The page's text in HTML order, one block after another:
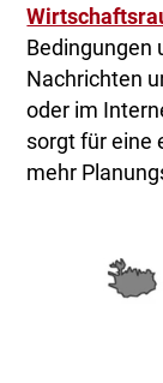
Bedingungen
Nachrichten
oder im
sorgt für eine
mehr